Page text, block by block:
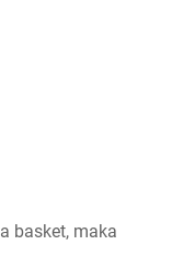
basket, maka